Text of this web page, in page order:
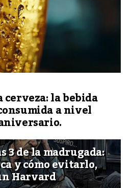
la bebida
a nivel
3 de la madrugada:
y cómo evitarlo,
Harvard